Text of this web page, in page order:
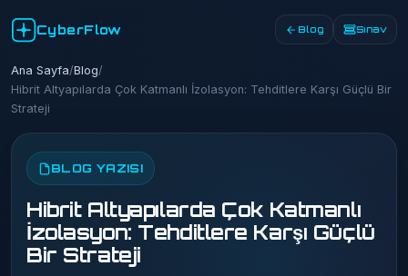
CyberFlow Blog Sınav
Ana Sayfa/Blog/
Hibrit Altyapılarda Çok Katmanlı İzolasyon: Tehditlere Karşı Güçlü Bir
Strateji
BLOG YAZISI
Hibrit Altyapılarda Çok Katmanlı
İzolasyon: Tehditlere Karşı Güçlü
Bir Strateji